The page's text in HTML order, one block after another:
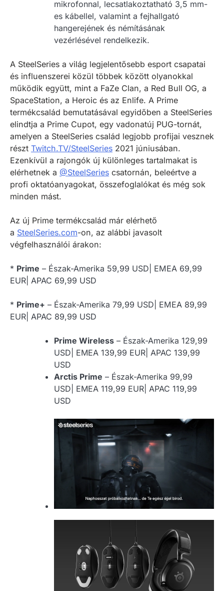
mikrofonnal, lecsatlakoztatható 3,5 mm-
es kábellel, valamint a fejhallgató
hangerejének és némításának
vezérlésével rendelkezik.
A SteelSeries a világ legjelentősebb esport csapatai
és influenszerei közül többek között olyanokkal
működik együtt, mint a FaZe Clan, a Red Bull OG, a
SpaceStation, a Heroic és az Enlife. A Prime
termékcsalád bemutatásával egyidőben a SteelSeries
elindtja a Prime Cupot, egy vadonatúj PUG-tornát,
amelyen a SteelSeries család legjobb profijai vesznek
részt Twitch.TV/SteelSeries 2021 júniusában.
Ezenkívül a rajongók új különleges tartalmakat is
elérhetnek a @SteelSeries csatornán, beleértve a
profi oktatóanyagokat, összefoglalókat és még sok
minden mást.
Az új Prime termékcsalád már elérhető
a SteelSeries.com-on, az alábbi javasolt
végfelhasználói árakon:
* Prime – Észak-Amerika 59,99 USD| EMEA 69,99
EUR| APAC 69,99 USD
* Prime+ – Észak-Amerika 79,99 USD| EMEA 89,99
EUR| APAC 89,99 USD
Prime Wireless – Észak-Amerika 129,99
USD| EMEA 139,99 EUR| APAC 139,99
USD
Arctis Prime – Észak-Amerika 99,99
USD| EMEA 119,99 EUR| APAC 119,99
USD